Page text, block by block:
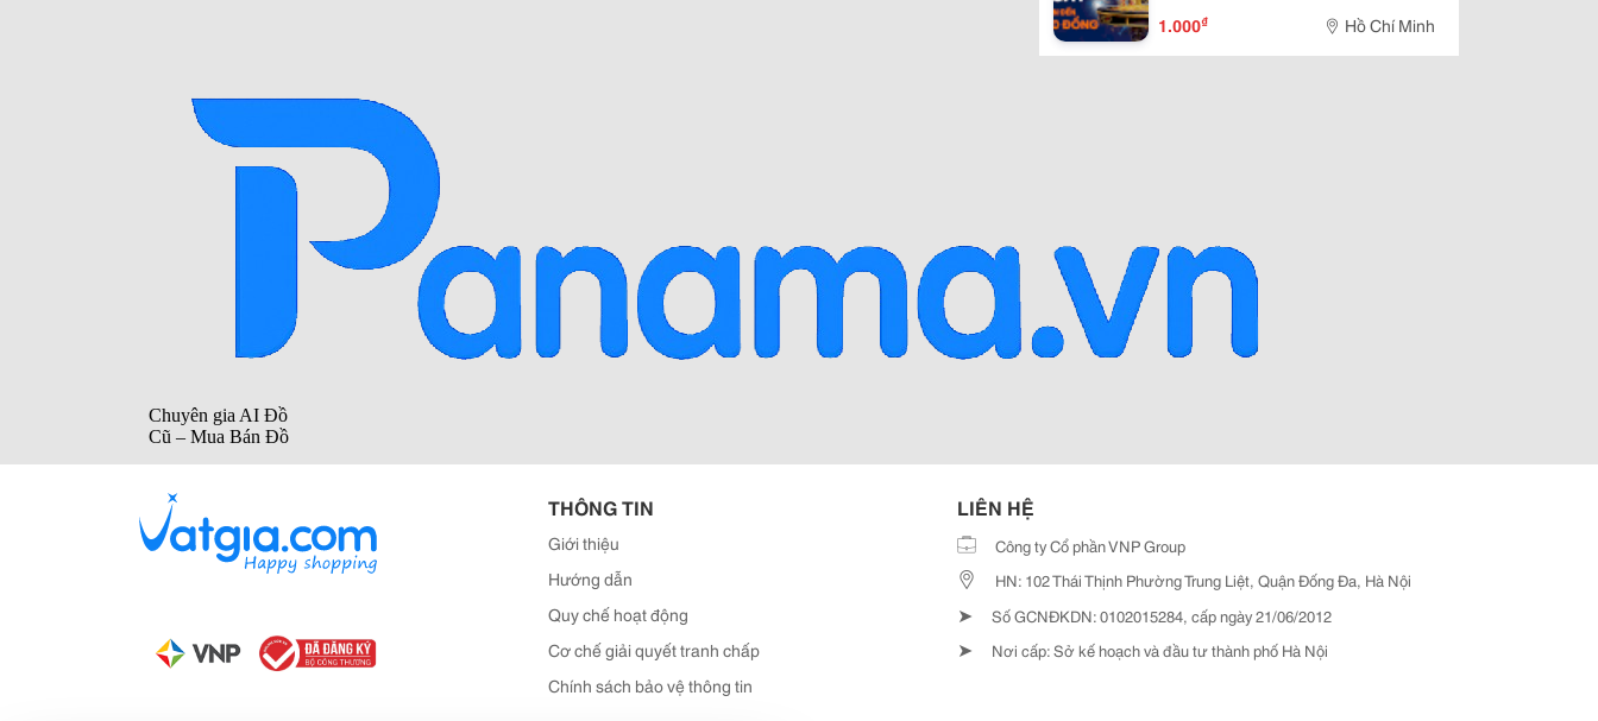
1.000₫ Hồ Chí Minh
THÔNG TIN
Giới thiệu
Hướng dẫn
Quy chế hoạt động
Cơ chế giải quyết tranh chấp
Chính sách bảo vệ thông tin
LIÊN HỆ
Công ty Cổ phần VNP Group
HN: 102 Thái Thịnh Phường Trung Liệt, Quận Đống Đa, Hà Nội
➤ Số GCNĐKDN: 0102015284, cấp ngày 21/06/2012
➤ Nơi cấp: Sở kế hoạch và đầu tư thành phố Hà Nội